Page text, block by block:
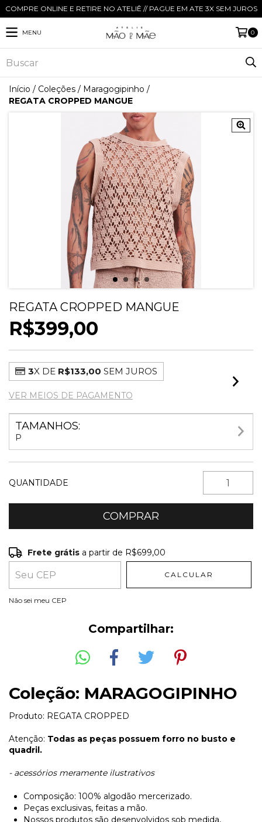
COMPRE ONLINE E RETIRE NO ATELIÊ // PAGUE EM ATE 3X SEM JUROS
MENU 0
Início / Coleções / Maragogipinho /
REGATA CROPPED MANGUE
REGATA CROPPED MANGUE
R$399,00
3X DE R$133,00 SEM JUROS
VER MEIOS DE PAGAMENTO
TAMANHOS:
P
QUANTIDADE
Frete grátis R$699,00
Entregas para o CEP:
Frete grátis a partir de R$699,00
CALCULAR
Não sei meu CEP
Compartilhar:
Coleção: MARAGOGIPINHO
Produto: REGATA CROPPED
Atenção: Todas as peças possuem forro no busto e
quadril.
- acessórios meramente ilustrativos
Composição: 100% algodão mercerizado.
Peças exclusivas, feitas a mão.
Nossos produtos são desenvolvidos sob medida,